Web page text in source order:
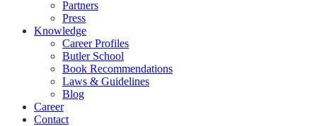
Partners
Press
Knowledge
Career Profiles
Butler School
Book Recommendations
Laws & Guidelines
Blog
Career
Contact